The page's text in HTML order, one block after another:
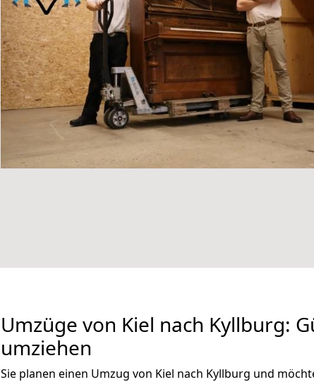
Umzüge von Kiel nach Kyllburg:
umziehen
Sie planen einen Umzug von Kiel nach Kyllburg und